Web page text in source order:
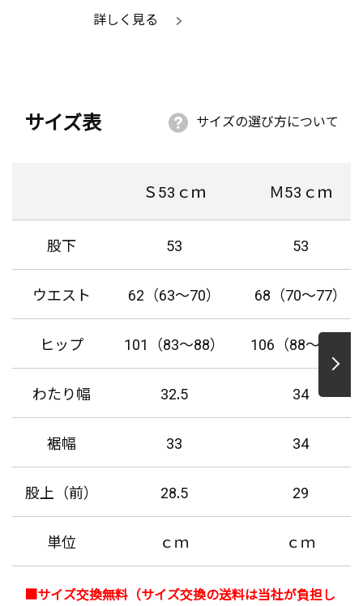
詳しく見る
サイズ表 サイズの選び方について
Ｓ53ｃｍ Ｍ53ｃｍ
股下 53 53
ウエスト 62（63～70） 68（70～77）
ヒップ 101（83～88） 106（88～93）
わたり幅 32.5 34
裾幅 33 34
股上（前） 28.5 29
単位 ｃｍ ｃｍ
■サイズ交換無料（サイズ交換の送料は当社が負担し